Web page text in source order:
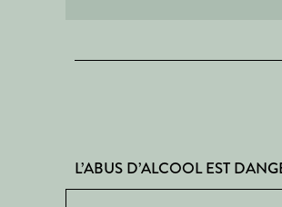
L’ABUS D’ALCOOL EST